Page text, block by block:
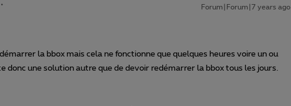
Forum|Forum|7 years ago
la bbox mais cela ne fonctionne que quelques heures voire un ou
donc une solution autre que de devoir redémarrer la bbox tous les jours.